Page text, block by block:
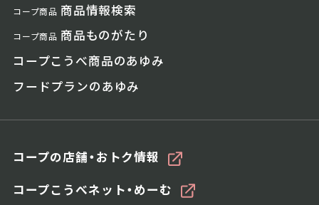
コープ商品 商品情報検索
コープ商品 商品ものがたり
コープこうべ商品のあゆみ
フードプランのあゆみ
コープの店舗・おトク情報
コープこうべネット・めーむ